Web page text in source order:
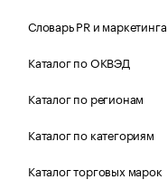
Словарь PR и маркетинга
Каталог по ОКВЭД
Каталог по регионам
Каталог по категориям
Каталог торговых марок